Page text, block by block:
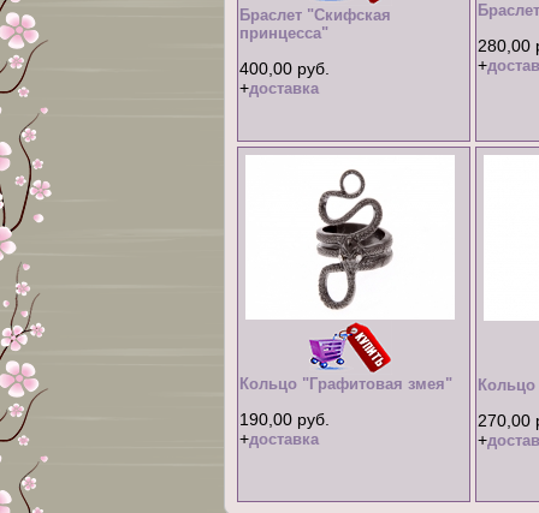
Браслет "Скифская
принцесса"
400,00 руб.
+доставка
280,00
+
Кольцо "Графитовая змея"
190,00 руб.
+доставка
270,00
+